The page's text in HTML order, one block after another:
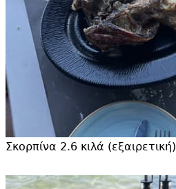
Σκορπίνα 2.6 κιλά (εξαιρετική)